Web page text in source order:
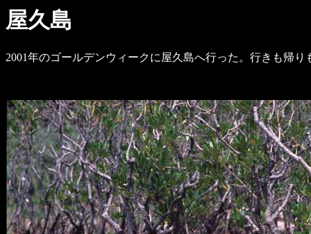
屋久島
2001年のゴールデンウィークに屋久島へ行った。行きも帰